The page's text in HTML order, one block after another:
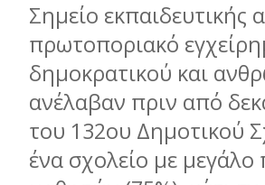
Σηµείο εκπαιδευτικής
πρωτοποριακό
δηµοκρατικού και
ανέλαβαν πριν από
του 132ου Δηµοτικού
ένα σχολείο µε